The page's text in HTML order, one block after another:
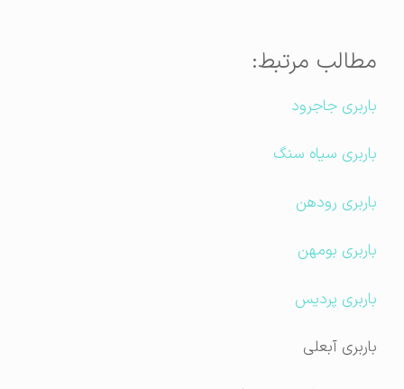
مطالب مرتبط:
باربری جاجرود
باربری سیاه سنگ
باربری رودهن
باربری بومهن
باربری پردیس
باربری آبعلی